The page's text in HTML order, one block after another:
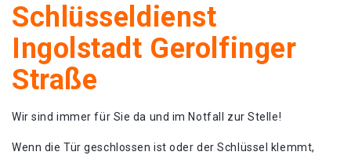
Schlüsseldienst
Ingolstadt Gerolfinger
Straße
Wir sind immer für Sie da und im Notfall zur Stelle!
Wenn die Tür geschlossen ist oder der Schlüssel klemmt,